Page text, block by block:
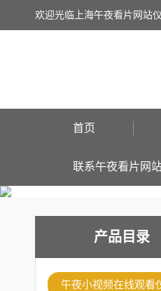
欢迎光临上海午夜看片网
首页
联系午夜看片网
产品目录
午夜小视频在线观看